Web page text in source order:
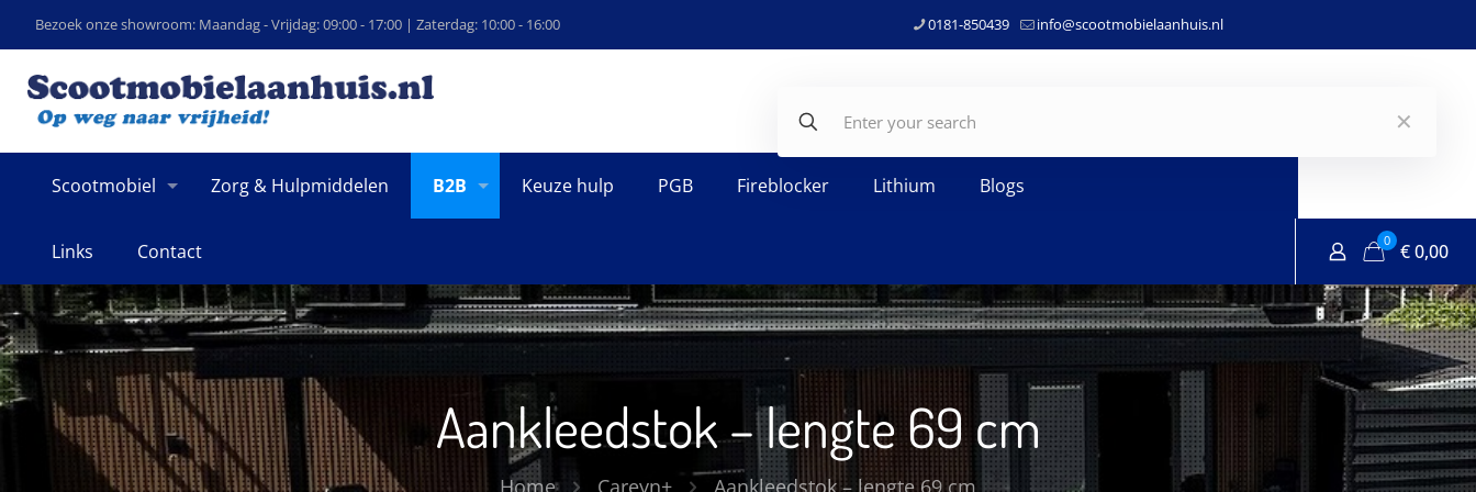
Bezoek onze showroom: Maandag - Vrijdag: 09:00 - 17:00 | Zaterdag: 10:00 - 16:00 0181-850439 info@scootmobielaanhuis.nl
Scootmobiel Zorg & Hulpmiddelen B2B Keuze hulp PGB Fireblocker Lithium Blogs
Links Contact 0 €0,00
✕
Aankleedstok – lengte 69 cm
Home Careyn+ Aankleedstok – lengte 69 cm